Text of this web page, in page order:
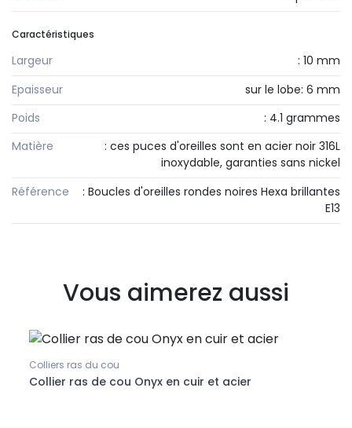
Caractéristiques
Largeur
: 10 mm
Epaisseur
sur le lobe: 6 mm
Poids
: 4.1 grammes
Matière
: ces puces d'oreilles sont en acier noir 316L
inoxydable, garanties sans nickel
Référence
: Boucles d'oreilles rondes noires Hexa brillantes
E13
Vous aimerez aussi
Colliers ras du cou
Collier ras de cou Onyx en cuir et acier